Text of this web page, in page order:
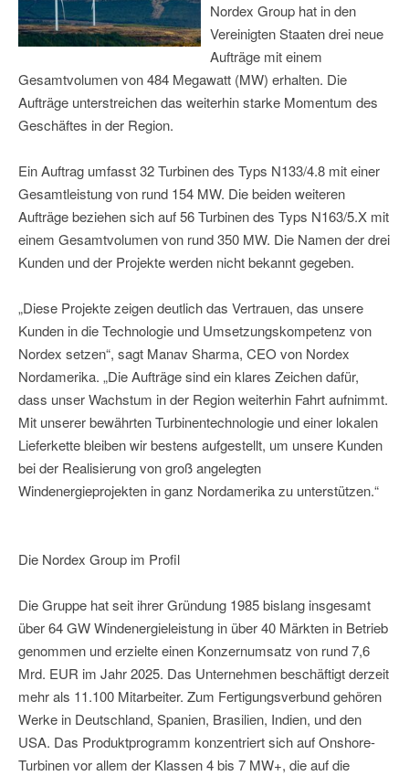
Nordex Group hat in den
Vereinigten Staaten drei neue
Aufträge mit einem
Gesamtvolumen von 484 Megawatt (MW) erhalten. Die
Aufträge unterstreichen das weiterhin starke Momentum des
Geschäftes in der Region.
Ein Auftrag umfasst 32 Turbinen des Typs N133/4.8 mit einer
Gesamtleistung von rund 154 MW. Die beiden weiteren
Aufträge beziehen sich auf 56 Turbinen des Typs N163/5.X mit
einem Gesamtvolumen von rund 350 MW. Die Namen der drei
Kunden und der Projekte werden nicht bekannt gegeben.
„Diese Projekte zeigen deutlich das Vertrauen, das unsere
Kunden in die Technologie und Umsetzungskompetenz von
Nordex setzen“, sagt Manav Sharma, CEO von Nordex
Nordamerika. „Die Aufträge sind ein klares Zeichen dafür,
dass unser Wachstum in der Region weiterhin Fahrt aufnimmt.
Mit unserer bewährten Turbinentechnologie und einer lokalen
Lieferkette bleiben wir bestens aufgestellt, um unsere Kunden
bei der Realisierung von groß angelegten
Windenergieprojekten in ganz Nordamerika zu unterstützen.“
Die Nordex Group im Profil
Die Gruppe hat seit ihrer Gründung 1985 bislang insgesamt
über 64 GW Windenergieleistung in über 40 Märkten in Betrieb
genommen und erzielte einen Konzernumsatz von rund 7,6
Mrd. EUR im Jahr 2025. Das Unternehmen beschäftigt derzeit
mehr als 11.100 Mitarbeiter. Zum Fertigungsverbund gehören
Werke in Deutschland, Spanien, Brasilien, Indien, und den
USA. Das Produktprogramm konzentriert sich auf Onshore-
Turbinen vor allem der Klassen 4 bis 7 MW+, die auf die